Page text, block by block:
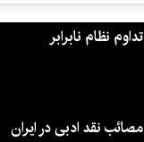
تداوم نظام نابرابر
مصائب نقد ادبی در ایران